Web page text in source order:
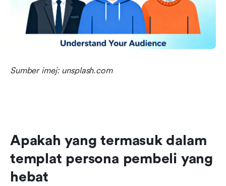
Sumber imej: unsplash.com
Apakah yang termasuk dalam
templat persona pembeli yang
hebat